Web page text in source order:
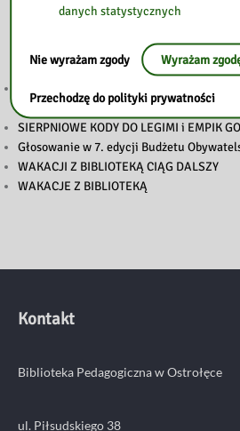
Przeczytaj
KINA I RODZINNEJ ZABAWY
SIERPNIOWE KODY DO LEGIMI i EMPIK GO
Głosowanie w 7. edycji Budżetu
WAKACJI Z BIBLIOTEKĄ CIĄG DALSZY
WAKACJE Z BIBLIOTEKĄ
Kontakt
Biblioteka Pedagogiczna w Ostrołęce
ul. Piłsudskiego 38
danych statystycznych
Nie wyrażam zgody Wyrażam
Przechodzę do polityki prywatności